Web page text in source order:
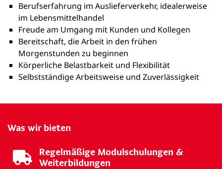
Berufserfahrung im Auslieferverkehr, idealerweise
im Lebensmittelhandel
Freude am Umgang mit Kunden und Kollegen
Bereitschaft, die Arbeit in den frühen
Morgenstunden zu beginnen
Körperliche Belastbarkeit und Flexibilität
Selbstständige Arbeitsweise und Zuverlässigkeit
Was wir bieten
Regelmäßige Modulschulungen &
Weiterbildungen